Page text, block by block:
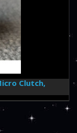
Clutch,